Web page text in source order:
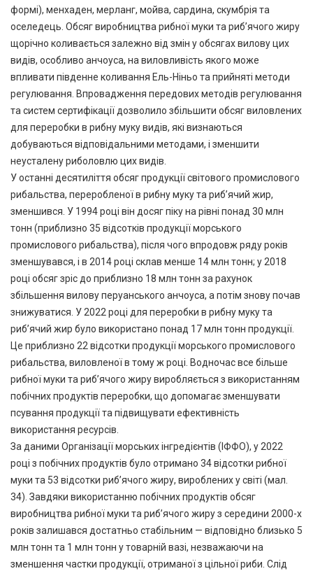
формі), менхаден, мерланг, мойва, сардина, скумбрія та
оселедець. Обсяг виробництва рибної муки та риб’ячого жиру
щорічно коливається залежно від змін у обсягах вилову цих
видів, особливо анчоуса, на виловливість якого може
впливати південне коливання Ель-Ніньо та прийняті методи
регулювання. Впровадження передових методів регулювання
та систем сертифікації дозволило збільшити обсяг виловлених
для переробки в рибну муку видів, які визнаються
добуваються відповідальними методами, і зменшити
неусталену риболовлю цих видів.
У останні десятиліття обсяг продукції світового промислового
рибальства, переробленої в рибну муку та риб’ячий жир,
зменшився. У 1994 році він досяг піку на рівні понад 30 млн
тонн (приблизно 35 відсотків продукції морського
промислового рибальства), після чого впродовж ряду років
зменшувався, і в 2014 році склав менше 14 млн тонн; у 2018
році обсяг зріс до приблизно 18 млн тонн за рахунок
збільшення вилову перуанського анчоуса, а потім знову почав
знижуватися. У 2022 році для переробки в рибну муку та
риб’ячий жир було використано понад 17 млн тонн продукції.
Це приблизно 22 відсотки продукції морського промислового
рибальства, виловленої в тому ж році. Водночас все більше
рибної муки та риб’ячого жиру виробляється з використанням
побічних продуктів переробки, що допомагає зменшувати
псування продукції та підвищувати ефективність
використання ресурсів.
За даними Організації морських інгредієнтів (ІФФО), у 2022
році з побічних продуктів було отримано 34 відсотки рибної
муки та 53 відсотки риб’ячого жиру, вироблених у світі (мал.
34). Завдяки використанню побічних продуктів обсяг
виробництва рибної муки та риб’ячого жиру з середини 2000-х
років залишався достатньо стабільним — відповідно близько 5
млн тонн та 1 млн тонн у товарній вазі, незважаючи на
зменшення частки продукції, отриманої з цільної риби. Слід